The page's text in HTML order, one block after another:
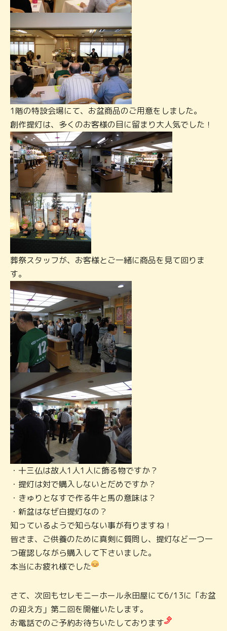
1階の特設会場にて、お盆商品のご用意をしました。
創作提灯は、多くのお客様の目に留まり大人気でした！
葬祭スタッフが、お客様とご一緒に商品を見て回りま
す。
・十三仏は故人1人1人に飾る物ですか？
・提灯は対で購入しないとだめですか？
・きゅりとなすで作る牛と馬の意味は？
・新盆はなぜ白提灯なの？
知っているようで知らない事が有りますね！
皆さま、ご供養のために真剣に質問し、提灯など一つ一
つ確認しながら購入して下さいました。
本当にお疲れ様でした
さて、次回もセレモニーホール永田屋にて6/13に「お盆
の迎え方」第二回を開催いたします。
お電話でのご予約お待ちいたしております